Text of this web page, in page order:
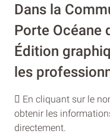
Dans la
Porte Océane
Édition
les
En cliquant sur le
obtenir les
directement.